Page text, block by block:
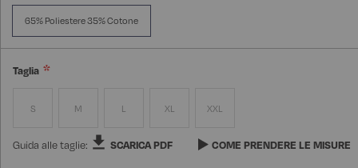
65% Poliestere 35% Cotone
Taglia
S M L XL XXL
Guida alle taglie: SCARICA PDF COME PRENDERE LE MISURE